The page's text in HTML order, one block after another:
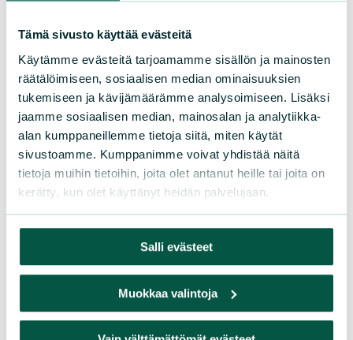
Tämä sivusto käyttää evästeitä
Käytämme evästeitä tarjoamamme sisällön ja mainosten
räätälöimiseen, sosiaalisen median ominaisuuksien
tukemiseen ja kävijämäärämme analysoimiseen. Lisäksi
jaamme sosiaalisen median, mainosalan ja analytiikka-
alan kumppaneillemme tietoja siitä, miten käytät
sivustoamme. Kumppanimme voivat yhdistää näitä
tietoja muihin tietoihin, joita olet antanut heille tai joita on
kerätty, kun olet käyttänyt heidän palvelujaan.
Salli evästeet
Muokkaa valintoja
Kaikki tulokset näytetty
Suomen luonnonsuojeluliiton Pohjois-Karjalan
Lieksan luonnonystävät ry
040 763 0671